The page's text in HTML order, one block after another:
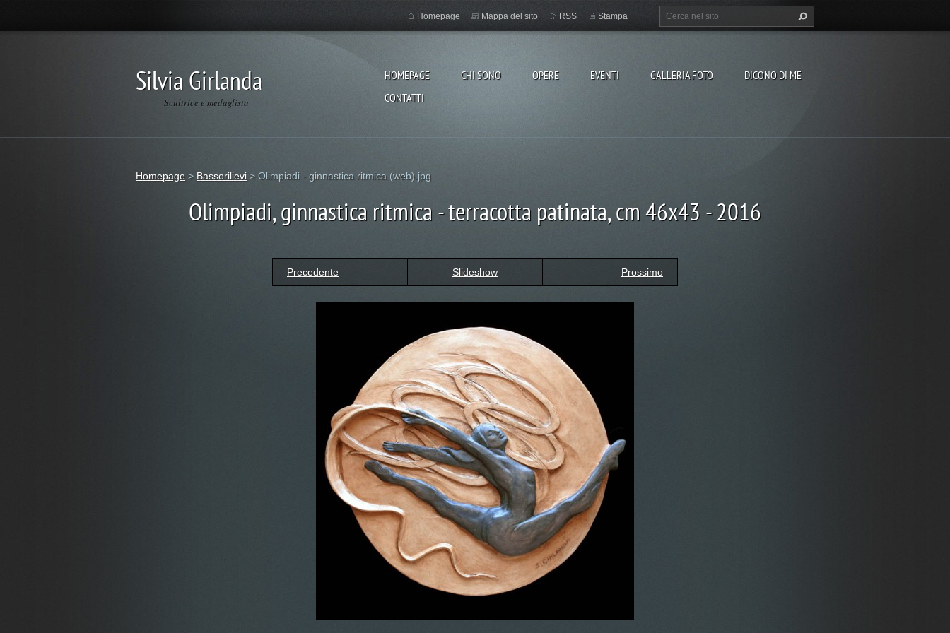
Silvia Girlanda
Scultrice e medaglista
HOMEPAGE CHI SONO OPERE EVENTI GALLERIA FOTO
DICONO DI ME
CONTATTI
Homepage Mappa del sito RSS Stampa
Homepage > Bassorilievi > Olimpiadi - ginnastica ritmica (web).jpg
Olimpiadi, ginnastica ritmica - terracotta patinata, cm 46x43 - 2016
Precedente Slideshow Prossimo